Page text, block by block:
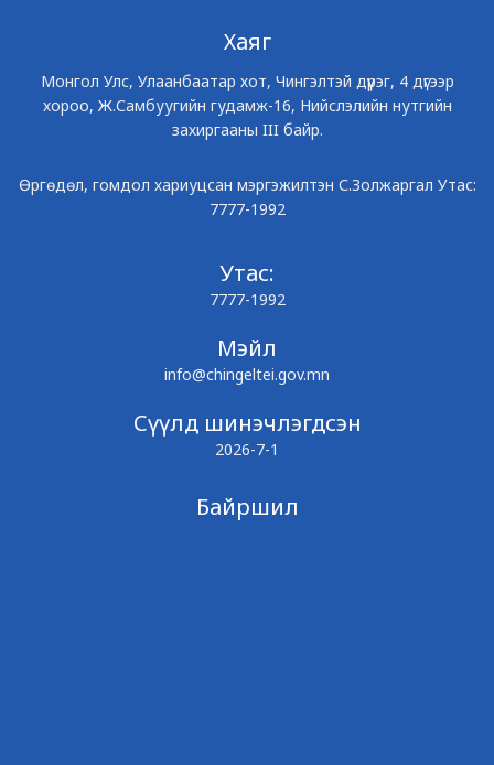
Хаяг
Монгол Улс, Улаанбаатар хот, Чингэлтэй дүүрэг, 4 дүгээр
хороо, Ж.Самбуугийн гудамж-16, Нийслэлийн нутгийн
захиргааны III байр.
Өргөдөл, гомдол хариуцсан мэргэжилтэн С.Золжаргал Утас:
7777-1992
Утас:
7777-1992
Мэйл
info@chingeltei.gov.mn
Сүүлд шинэчлэгдсэн
2026-7-1
Байршил